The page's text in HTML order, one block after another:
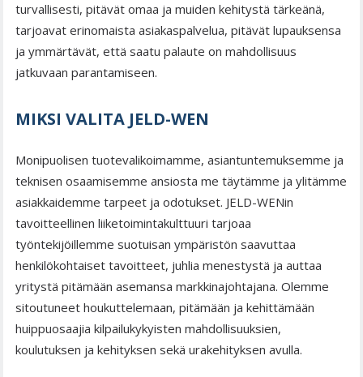
turvallisesti, pitävät omaa ja muiden kehitystä tärkeänä,
tarjoavat erinomaista asiakaspalvelua, pitävät lupauksensa
ja ymmärtävät, että saatu palaute on mahdollisuus
jatkuvaan parantamiseen.
MIKSI VALITA JELD-WEN
Monipuolisen tuotevalikoimamme, asiantuntemuksemme ja
teknisen osaamisemme ansiosta me täytämme ja ylitämme
asiakkaidemme tarpeet ja odotukset. JELD-WENin
tavoitteellinen liiketoimintakulttuuri tarjoaa
työntekijöillemme suotuisan ympäristön saavuttaa
henkilökohtaiset tavoitteet, juhlia menestystä ja auttaa
yritystä pitämään asemansa markkinajohtajana. Olemme
sitoutuneet houkuttelemaan, pitämään ja kehittämään
huippuosaajia kilpailukykyisten mahdollisuuksien,
koulutuksen ja kehityksen sekä urakehityksen avulla.